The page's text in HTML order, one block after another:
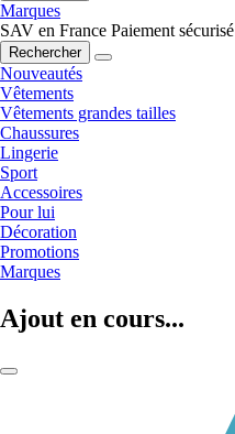
Marques
SAV en France Paiement sécurisé
Rechercher
Nouveautés
Vêtements
Vêtements grandes tailles
Chaussures
Lingerie
Sport
Accessoires
Pour lui
Décoration
Promotions
Marques
Ajout en cours...